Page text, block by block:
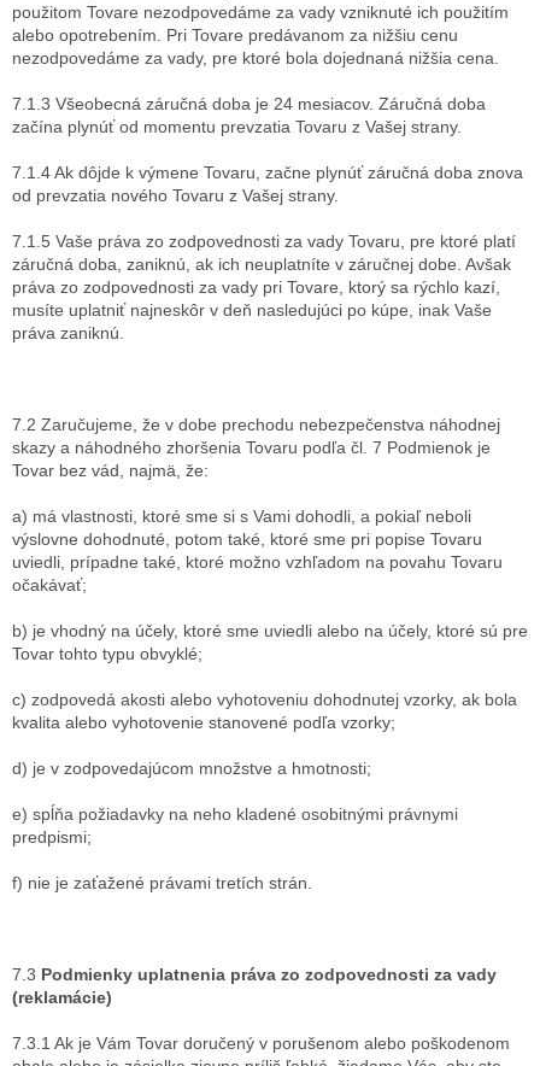
použitom Tovare nezodpovedáme za vady vzniknuté ich použitím
alebo opotrebením. Pri Tovare predávanom za nižšiu cenu
nezodpovedáme za vady, pre ktoré bola dojednaná nižšia cena.
7.1.3 Všeobecná záručná doba je 24 mesiacov. Záručná doba
začína plynúť od momentu prevzatia Tovaru z Vašej strany.
7.1.4 Ak dôjde k výmene Tovaru, začne plynúť záručná doba znova
od prevzatia nového Tovaru z Vašej strany.
7.1.5 Vaše práva zo zodpovednosti za vady Tovaru, pre ktoré platí
záručná doba, zaniknú, ak ich neuplatníte v záručnej dobe. Avšak
práva zo zodpovednosti za vady pri Tovare, ktorý sa rýchlo kazí,
musíte uplatniť najneskôr v deň nasledujúci po kúpe, inak Vaše
práva zaniknú.
7.2 Zaručujeme, že v dobe prechodu nebezpečenstva náhodnej
skazy a náhodného zhoršenia Tovaru podľa čl. 7 Podmienok je
Tovar bez vád, najmä, že:
a) má vlastnosti, ktoré sme si s Vami dohodli, a pokiaľ neboli
výslovne dohodnuté, potom také, ktoré sme pri popise Tovaru
uviedli, prípadne také, ktoré možno vzhľadom na povahu Tovaru
očakávať;
b) je vhodný na účely, ktoré sme uviedli alebo na účely, ktoré sú pre
Tovar tohto typu obvyklé;
c) zodpovedá akosti alebo vyhotoveniu dohodnutej vzorky, ak bola
kvalita alebo vyhotovenie stanovené podľa vzorky;
d) je v zodpovedajúcom množstve a hmotnosti;
e) spĺňa požiadavky na neho kladené osobitnými právnymi
predpismi;
f) nie je zaťažené právami tretích strán.
7.3 Podmienky uplatnenia práva zo zodpovednosti za vady
(reklamácie)
7.3.1 Ak je Vám Tovar doručený v porušenom alebo poškodenom